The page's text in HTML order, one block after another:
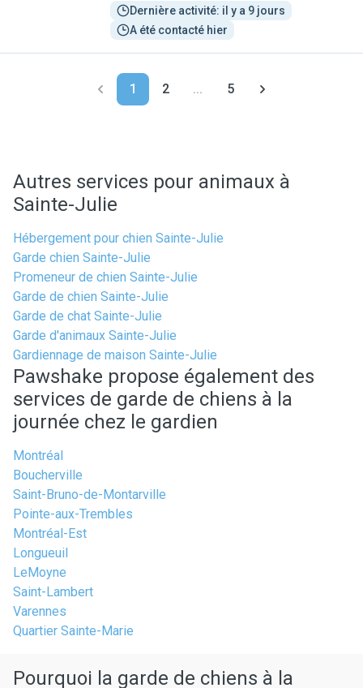
Dernière activité: il y a 9 jours
A été contacté hier
1 2 ... 5
Autres services pour animaux à
Sainte-Julie
Hébergement pour chien Sainte-Julie
Garde chien Sainte-Julie
Promeneur de chien Sainte-Julie
Garde de chien Sainte-Julie
Garde de chat Sainte-Julie
Garde d'animaux Sainte-Julie
Gardiennage de maison Sainte-Julie
Pawshake propose également des
services de garde de chiens à la
journée chez le gardien
Montréal
Boucherville
Saint-Bruno-de-Montarville
Pointe-aux-Trembles
Montréal-Est
Longueuil
LeMoyne
Saint-Lambert
Varennes
Quartier Sainte-Marie
Pourquoi la garde de chiens à la